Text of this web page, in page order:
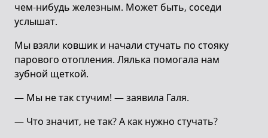
чем-нибудь железным. Может быть, соседи
услышат.
Мы взяли ковшик и начали стучать по стояку
парового отопления. Лялька помогала нам
зубной щеткой.
— Мы не так стучим! — заявила Галя.
— Что значит, не так? А как нужно стучать?